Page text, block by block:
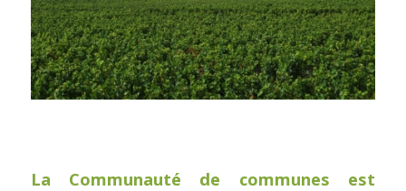
La Communauté de communes est